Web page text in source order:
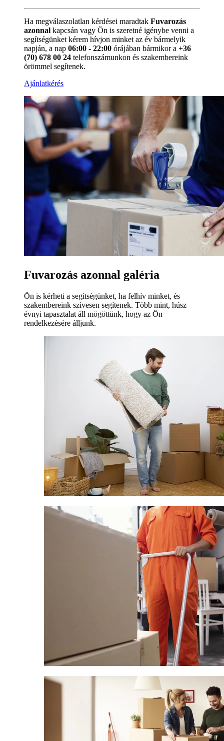
Ha megválaszolatlan kérdései maradtak Fuvarozás
azonnal kapcsán vagy Ön is szeretné igénybe venni a
segítségünket kérem hívjon minket az év bármelyik
napján, a nap 06:00 - 22:00 órájában bármikor a +36
(70) 678 00 24 telefonszámunkon és szakembereink
örömmel segítenek.
Ajánlatkérés
Fuvarozás azonnal galéria
Ön is kérheti a segítségünket, ha felhív minket, és
szakembereink szívesen segítenek. Több mint, húsz
évnyi tapasztalat áll mögöttünk, hogy az Ön
rendelkezésére álljunk.